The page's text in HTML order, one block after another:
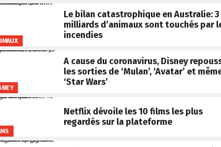
Le bilan catastrophique en Australie: 3
milliards d’animaux sont touchés par
incendies
A cause du coronavirus, Disney
les sorties de ‘Mulan’, ‘Avatar’ et
‘Star Wars’
Netflix dévoile les 10 films les plus
regardés sur la plateforme